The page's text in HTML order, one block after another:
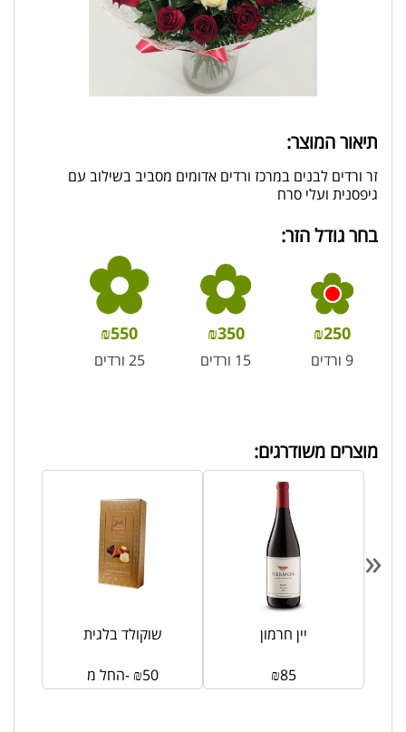
תיאור המוצר:
זר ורדים לבנים במרכז ורדים אדומים מסביב בשילוב עם
גיפסנית ועלי סרח
בחר גודל הזר:
₪250
9 ורדים
₪350
15 ורדים
₪550
25 ורדים
מוצרים משודרגים:
שוקולד בלגית
החל מ- ₪50
יין חרמון
₪85
«